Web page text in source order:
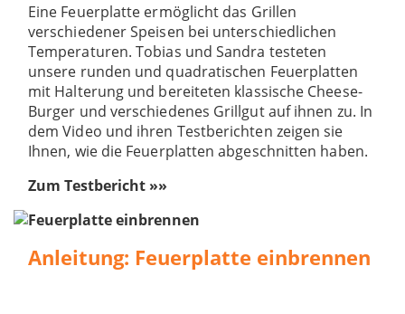
Eine Feuerplatte ermöglicht das Grillen
verschiedener Speisen bei unterschiedlichen
Temperaturen. Tobias und Sandra testeten
unsere runden und quadratischen Feuerplatten
mit Halterung und bereiteten klassische Cheese-
Burger und verschiedenes Grillgut auf ihnen zu. In
dem Video und ihren Testberichten zeigen sie
Ihnen, wie die Feuerplatten abgeschnitten haben.
Zum Testbericht »»
Anleitung: Feuerplatte einbrennen